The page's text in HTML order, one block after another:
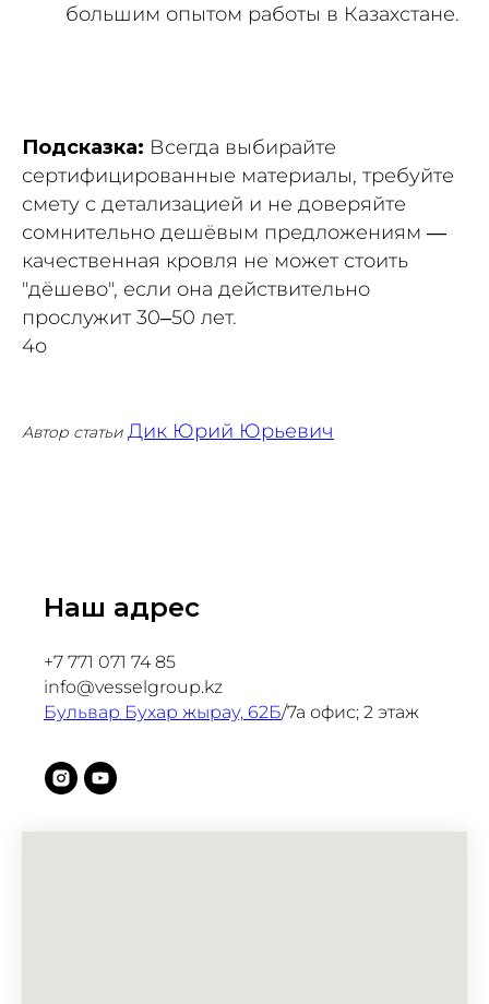
большим опытом работы в Казахстане.
Подсказка: Всегда выбирайте
сертифицированные материалы, требуйте
смету с детализацией и не доверяйте
сомнительно дешёвым предложениям —
качественная кровля не может стоить
"дёшево", если она действительно
прослужит 30–50 лет.
4o
Автор статьи Дик Юрий Юрьевич
Наш адрес
+7 771 071 74 85
info@vesselgroup.kz
Бульвар Бухар жырау, 62Б/​7а офис; 2 этаж